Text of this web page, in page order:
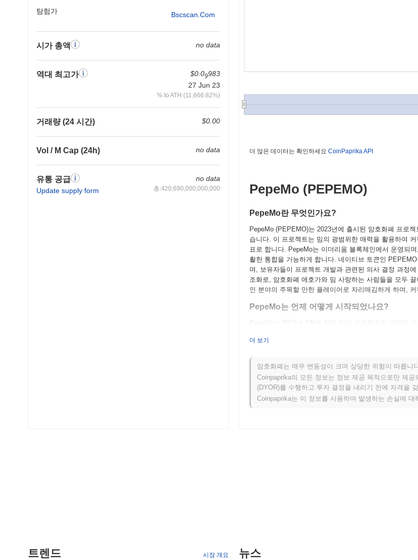
탐험가 Bscscan.com
시가 총액 no data
역대 최고가 $0.09983
27 Jun 23
% to ATH (11,666.82%)
거래량 (24 시간) $0.00
Vol / M Cap (24h) no data
유통 공급
Update supply form
no data
총:420,690,000,000,000
더 많은 데이터는 확인하세요 CoinPaprika API
PepeMo (PEPEMO)
PepeMo란 무엇인가요?
PepeMo (PEPEMO)는 2023년에 출시된 암호화폐 프로
습니다. 이 프로젝트는 밈의 광범위한 매력을 활용하여
표로 합니다. PepeMo는 이더리움 블록체인에서 운영되
활한 통합을 가능하게 합니다. 네이티브 토큰인
며, 보유자들이 프로젝트 개발과 관련된 의사 결정 과정
조화로, 암호화폐 애호가와 밈 사랑하는 사람들을 모두
인 분야의 주목할 만한 플레이어로 자리매김하게 하며,
PepeMo는 언제 어떻게 시작되었나요?
PepeMo는 2023년 3월에 창립 팀이 프로젝트의 비전과
이는 PepeMo의 초기 공개 가능성을 나타내며, 추가 개
을 중심으로 한 강력한 생태계 구축에 초점을 맞췄습니
이는 참가자들에게 공정한 접근을 보장하고 다양한 사
장과 커뮤니티 참여의 경로를 설정했습니다.
PepeMo의 향후 계획은 무엇인가요?
태계는 다양한 DeFi 플랫폼 및 NFT 마켓플레이스와의
더 보기
암호화폐는 매우 변동성이 크며 상당한 위험이 따릅
Coinpaprika의 모든 정보는 정보 제공 목적으로만 제
(DYOR)를 수행하고 투자 결정을 내리기 전에 자격을
Coinpaprika는 이 정보를 사용하여 발생하는 손실에 대
트렌드 시장 개요 뉴스